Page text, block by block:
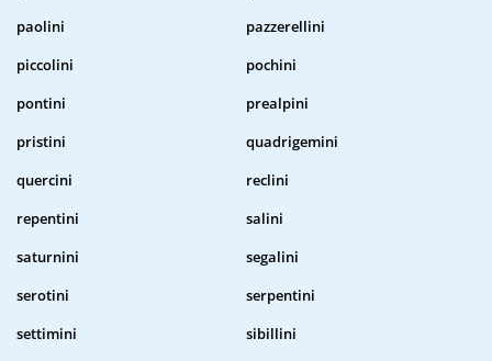
paolini
pazzerellini
piccolini
pochini
pontini
prealpini
pristini
quadrigemini
quercini
reclini
repentini
salini
saturnini
segalini
serotini
serpentini
settimini
sibillini